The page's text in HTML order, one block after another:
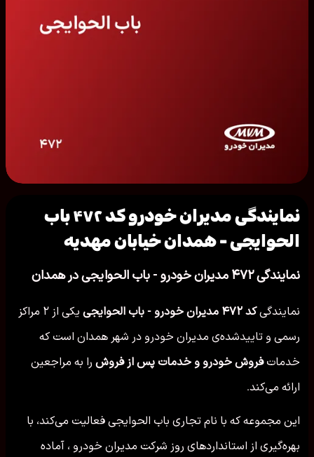
نمایندگی مدیران خودرو کد ۴۷۲ باب
الحوایجی - همدان خیابان مهدیه
نمایندگی ۴۷۲ مدیران خودرو - باب الحوایجی در همدان
نمایندگیکد ۴۷۲ مدیران خودرو - باب الحوایجی
یکی از ۲ مراکز
رسمی و تاییدشده‌ی مدیران خودرو در شهر همدان است که
خدماتفروش خودرو و خدمات پس از فروش را به مراجعین
ارائه می‌کند.
این مجموعه که با نام تجاری باب الحوایجی فعالیت می‌کند، با
بهره‌گیری از استانداردهای روز شرکت مدیران خودرو ، آماده